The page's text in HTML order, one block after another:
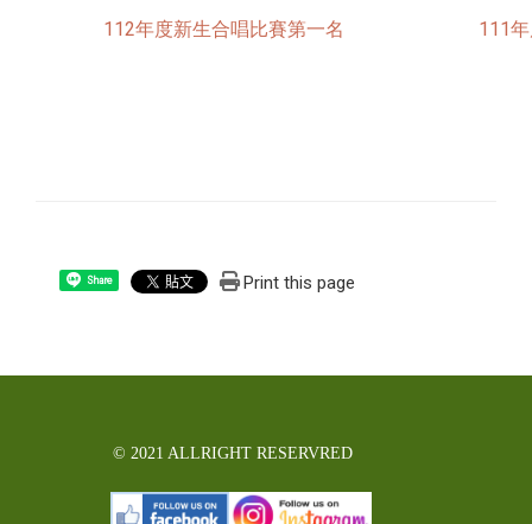
112年度新生合唱比賽第一名 111
Share Print this page
© 2021 ALLRIGHT RESERVRED